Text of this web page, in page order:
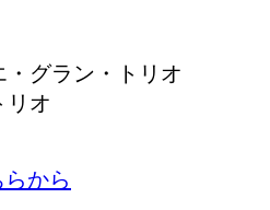
グラン・トリオ
リオ
から